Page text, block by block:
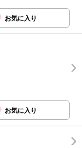
お気に入り
お気に入り